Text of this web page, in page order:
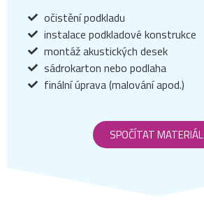
očistění podkladu
instalace podkladové konstrukce
montáž akustických desek
sádrokarton nebo podlaha
finální úprava (malování apod.)
SPOČÍTAT MATERIÁL